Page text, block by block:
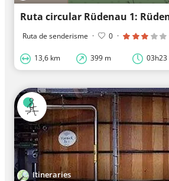
Ruta de senderisme · 0 ·
13,6 km 399 m 03h23
Itineraries